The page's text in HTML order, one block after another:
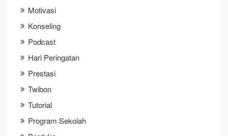
Motivasi
Konseling
Podcast
Hari Peringatan
Prestasi
Twibon
Tutorial
Program Sekolah